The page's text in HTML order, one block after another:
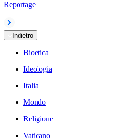
Reportage
Indietro
Bioetica
Ideologia
Italia
Mondo
Religione
Vaticano